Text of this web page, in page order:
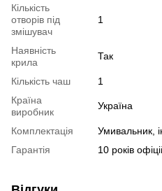
Кількість
отворів під
змішувач
1
Наявність
крила
Так
Кількість чаш
1
Країна
виробник
Україна
Комплектація
Умивальник,
Гарантія
10 років